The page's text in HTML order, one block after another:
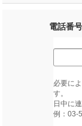
電話番号
必要に
す。
日中に
例：03-